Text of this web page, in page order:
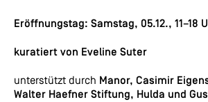
Eröffnungstag: Samstag, 05.12., 11–18
kuratiert von Eveline Suter
unterstützt durch Manor, Casimir
Walter Haefner Stiftung, Hulda und